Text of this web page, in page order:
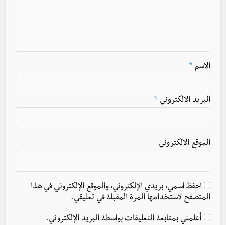
الاسم *
البريد الالكتروني *
الموقع الالكتروني
احفظ اسمي، بريدي الإلكتروني، والموقع الإلكتروني في هذا
المتصفح لاستخدامها المرة المقبلة في تعليقي.
أعلمني بمتابعة التعليقات بواسطة البريد الإلكتروني.